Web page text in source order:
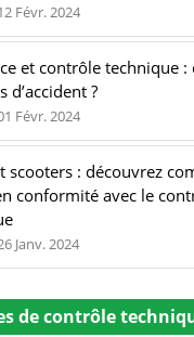
Févr. 2024
et contrôle technique :
d’accident ?
Févr. 2024
scooters : découvrez
conformité avec le
Janv. 2024
de contrôle